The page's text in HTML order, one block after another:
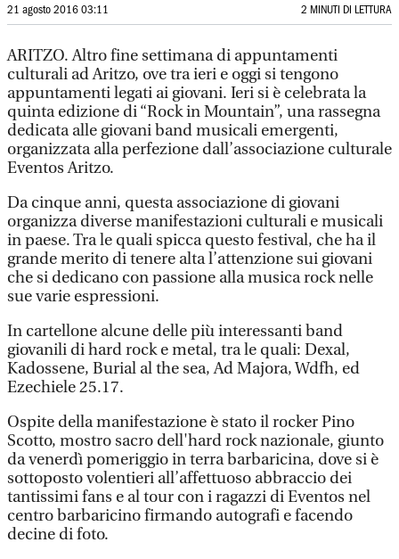
21 agosto 2016 03:11 2 MINUTI DI LETTURA
ARITZO. Altro fine settimana di appuntamenti
culturali ad Aritzo, ove tra ieri e oggi si tengono
appuntamenti legati ai giovani. Ieri si è celebrata la
quinta edizione di “Rock in Mountain”, una rassegna
dedicata alle giovani band musicali emergenti,
organizzata alla perfezione dall’associazione culturale
Eventos Aritzo.
Da cinque anni, questa associazione di giovani
organizza diverse manifestazioni culturali e musicali
in paese. Tra le quali spicca questo festival, che ha il
grande merito di tenere alta l’attenzione sui giovani
che si dedicano con passione alla musica rock nelle
sue varie espressioni.
In cartellone alcune delle più interessanti band
giovanili di hard rock e metal, tra le quali: Dexal,
Kadossene, Burial al the sea, Ad Majora, Wdfh, ed
Ezechiele 25.17.
Ospite della manifestazione è stato il rocker Pino
Scotto, mostro sacro dell'hard rock nazionale, giunto
da venerdì pomeriggio in terra barbaricina, dove si è
sottoposto volentieri all’affettuoso abbraccio dei
tantissimi fans e al tour con i ragazzi di Eventos nel
centro barbaricino firmando autografi e facendo
decine di foto.